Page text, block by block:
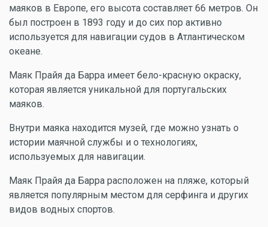
маяков в Европе, его высота составляет 66 метров. Он
был построен в 1893 году и до сих пор активно
используется для навигации судов в Атлантическом
океане.
Маяк Прайя да Барра имеет бело-красную окраску,
которая является уникальной для португальских
маяков.
Внутри маяка находится музей, где можно узнать о
истории маячной службы и о технологиях,
используемых для навигации.
Маяк Прайя да Барра расположен на пляже, который
является популярным местом для серфинга и других
видов водных спортов.